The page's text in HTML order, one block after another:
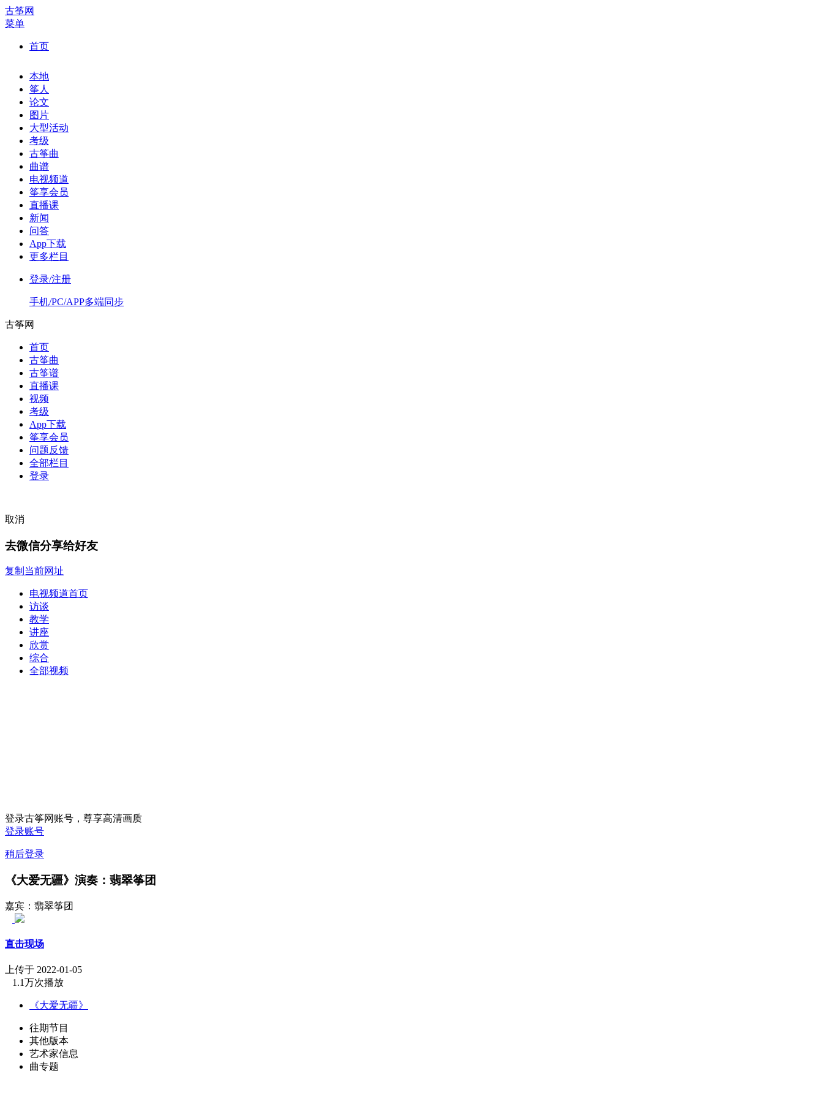
古筝网
菜单
首页
本地
筝人
论文
图片
大型活动
考级
古筝曲
曲谱
电视频道
筝享会员
直播课
新闻
问答
App下载
更多栏目
登录/注册
手机/PC/APP多端同步
古筝网
首页
古筝曲
古筝谱
直播课
视频
考级
App下载
筝享会员
问题反馈
全部栏目
登录
取消
去微信分享给好友
复制当前网址
电视频道首页
访谈
教学
讲座
欣赏
综合
全部视频
登录古筝网账号，尊享高清画质
登录账号
稍后登录
《大爱无疆》演奏：翡翠筝团
嘉宾：翡翠筝团
直击现场
上传于 2022-01-05
1.1万次播放
《大爱无疆》
往期节目
其他版本
艺术家信息
曲专题